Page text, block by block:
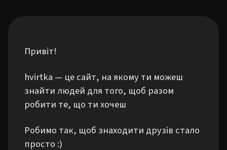
Привіт!
hvirtka — це сайт, на якому ти можеш
знайти людей для того, щоб разом
робити те, що ти хочеш
Робимо так, щоб знаходити друзів стало
просто :)